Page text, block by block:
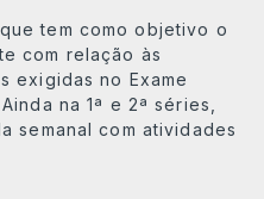
que tem como objetivo o
com relação às
exigidas no Exame
na 1ª e 2ª séries,
semanal com atividades